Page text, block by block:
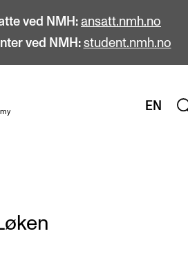
ved NMH: ansatt.nmh.no
ved NMH: student.nmh.no
EN